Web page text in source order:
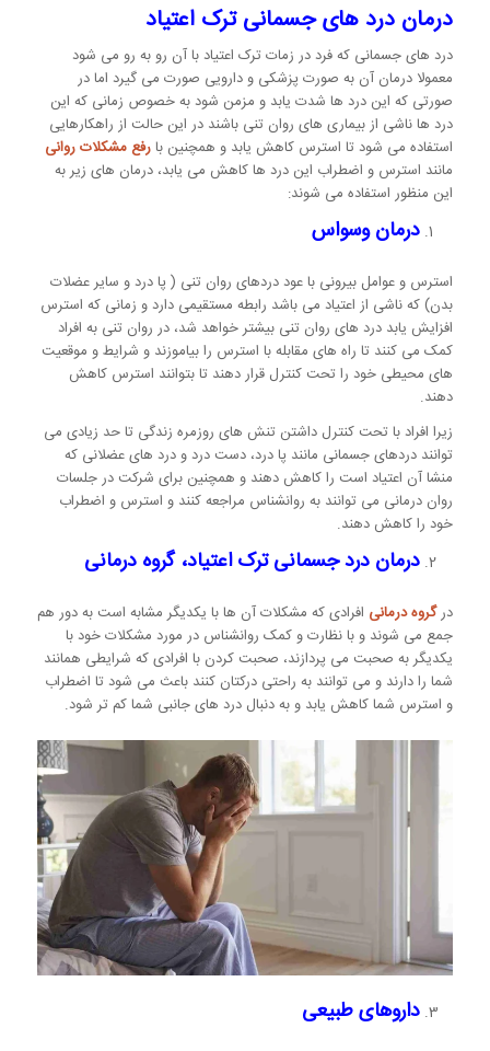
درمان درد های جسمانی ترک اعتیاد
درد های جسمانی که فرد در زمات ترک اعتیاد با آن رو به رو می شود
معمولا درمان آن به صورت پزشکی و دارویی صورت می گیرد اما در
صورتی که این درد ها شدت یابد و مزمن شود به خصوص زمانی که این
درد ها ناشی از بیماری های روان تنی باشند در این حالت از راهکارهایی
استفاده می شود تا استرس کاهش یابد و همچنین بارفع مشکلات روانی
مانند استرس و اضطراب این درد ها کاهش می یابد، درمان های زیر به
این منظور استفاده می شوند:
درمان وسواس
استرس و عوامل بیرونی با عود دردهای روان تنی ( پا درد و سایر عضلات
بدن) که ناشی از اعتیاد می باشد رابطه مستقیمی دارد و زمانی که استرس
افزایش یابد درد های روان تنی بیشتر خواهد شد، در روان تنی به افراد
کمک می کنند تا راه های مقابله با استرس را بیاموزند و شرایط و موقعیت
های محیطی خود را تحت کنترل قرار دهند تا بتوانند استرس کاهش
دهند.
زیرا افراد با تحت کنترل داشتن تنش های روزمره زندگی تا حد زیادی می
توانند دردهای جسمانی مانند پا درد، دست درد و درد های عضلانی که
منشا آن اعتیاد است را کاهش دهند و همچنین برای شرکت در جلسات
روان درمانی می توانند به روانشناس مراجعه کنند و استرس و اضطراب
خود را کاهش دهند.
درمان درد جسمانی ترک اعتیاد، گروه درمانی
درگروه درمانی افرادی که مشکلات آن ها با یکدیگر مشابه است به دور هم
جمع می شوند و با نظارت و کمک روانشناس در مورد مشکلات خود با
یکدیگر به صحبت می پردازند، صحبت کردن با افرادی که شرایطی همانند
شما را دارند و می توانند به راحتی درکتان کنند باعث می شود تا اضطراب
و استرس شما کاهش یابد و به دنبال درد های جانبی شما کم تر شود.
داروهای طبیعی